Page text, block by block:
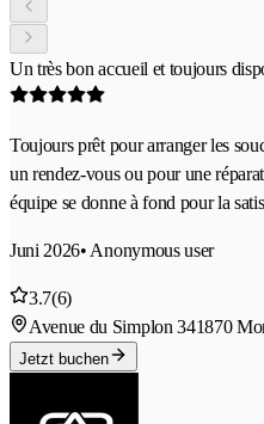
Un très bon accueil et toujours
Toujours prêt pour arranger les
un rendez-vous ou pour une
équipe se donne à fond pour la
Juni 2026• Anonymous user
3.7(6)
Avenue du Simplon 341870
Jetzt buchen